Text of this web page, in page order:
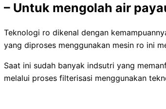
– Untuk mengolah air
Teknologi ro dikenal dengan
yang diproses menggunakan mesin ro ini
Saat ini sudah banyak indsutri yang
melalui proses filterisasi menggunakan